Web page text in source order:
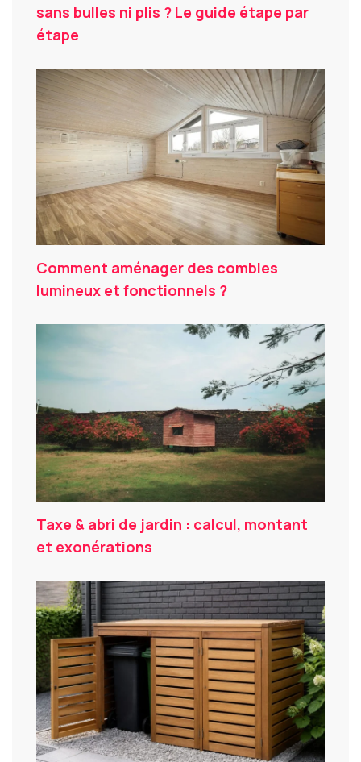
sans bulles ni plis ? Le guide étape par
étape
Comment aménager des combles
lumineux et fonctionnels ?
Taxe & abri de jardin : calcul, montant
et exonérations